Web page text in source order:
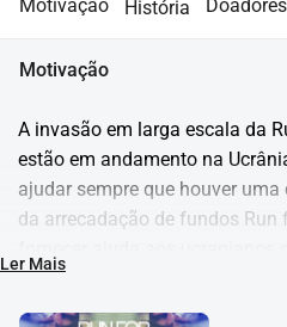
Motivação História Doadores
Motivação
A invasão em larga escala da
estão em andamento na
ajudar sempre que houver
da arrecadação de fundos Run
Europa e em todo o mundo.
apoiando-nos durante a
Ler Mais